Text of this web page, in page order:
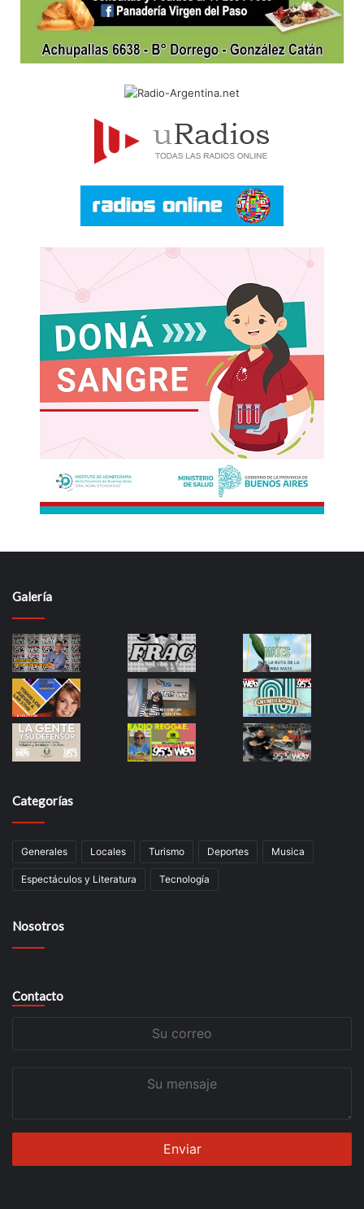
Galería
Categorías
Generales Locales Turismo Deportes Musica
Espectáculos y Literatura Tecnología
Nosotros
Contacto